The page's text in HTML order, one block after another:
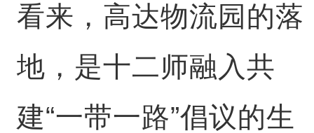
看来，高达物流园的落
地，是十二师融入共
建“一带一路”倡议的生